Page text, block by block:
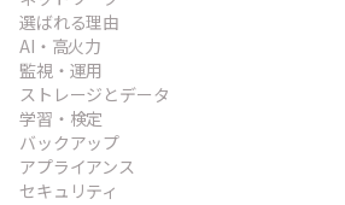
選ばれる理由
AI・高火力
監視・運用
ストレージとデータ
学習・検定
バックアップ
アプライアンス
セキュリティ